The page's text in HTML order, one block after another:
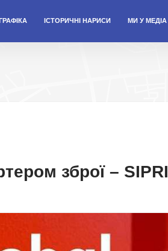
ІСТОРИЧНІ НАРИСИ МИ У МЕДІА
зброї – SIPRI